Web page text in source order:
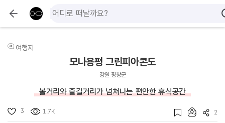
여행지
모나용평 그린피아콘도
강원 평창군
볼거리와 즐길거리가 넘쳐나는 편안한 휴식공간
3 1.7K 2